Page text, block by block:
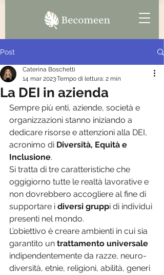
Post
La DEI in azienda
Caterina Boschetti
14 mar 2023Tempo di lettura: 2 min
Sempre più enti, aziende, società e
organizzazioni stanno iniziando a
dedicare risorse e attenzioni alla DEI,
acronimo di Diversità, Equità e
Inclusione.
Si tratta di tre caratteristiche che
oggigiorno tutte le realtà lavorative e
non dovrebbero accogliere al fine di
supportare i diversi gruppi di individui
presenti nel mondo.
L’obiettivo è creare ambienti in cui sia
garantito un trattamento universale
indipendentemente da razze, neuro-
diversità, etnie, religioni, abilità, generi